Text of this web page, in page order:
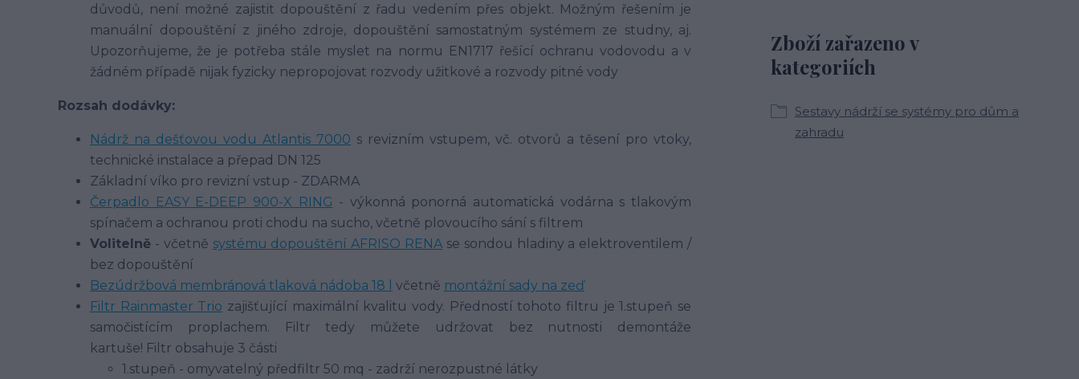
důvodů, není možné zajistit dopouštění z řadu vedením přes objekt. Možným řešením je
manuální dopouštění z jiného zdroje, dopouštění samostatným systémem ze studny, aj.
Upozorňujeme, že je potřeba stále myslet na normu EN1717 řešící ochranu vodovodu a v
žádném případě nijak fyzicky nepropojovat rozvody užitkové a rozvody pitné vody
Rozsah dodávky:
Nádrž na dešťovou vodu Atlantis 7000 s revizním vstupem, vč. otvorů a těsení pro vtoky,
technické instalace a přepad DN 125
Základní víko pro revizní vstup - ZDARMA
Čerpadlo EASY E-DEEP 900-X RING - výkonná ponorná automatická vodárna s tlakovým
spínačem a ochranou proti chodu na sucho, včetně plovoucího sání s filtrem
Volitelně - včetně systému dopouštění AFRISO RENA se sondou hladiny a elektroventilem /
bez dopouštění
Bezúdržbová membránová tlaková nádoba 18 l
včetně montážní sady na zeď
Filtr Rainmaster Trio zajišťující maximální kvalitu vody. Předností tohoto filtru je 1.stupeň se
samočistícím proplachem. Filtr tedy můžete udržovat bez nutnosti demontáže
kartuše! Filtr obsahuje 3 části
1.stupeň - omyvatelný předfiltr 50 mq - zadrží nerozpustné látky
Zboží zařazeno v
kategoriích
Sestavy nádrží se systémy pro dům a
zahradu